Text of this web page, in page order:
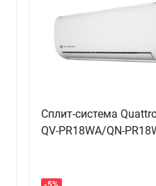
Сплит-система
QV-PR18WA/QN-